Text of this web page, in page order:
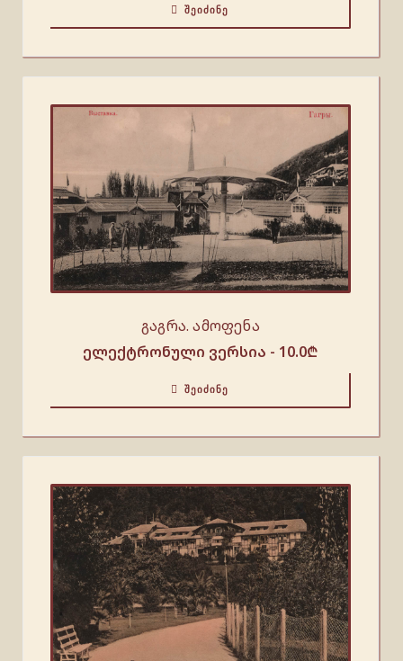
ᲨᲔᲘᲫᲘᲜᲔ
გაგრა. ამოფენა
ელექტრონული ვერსია - 10.0₾
ᲨᲔᲘᲫᲘᲜᲔ